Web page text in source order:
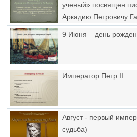
ученый» посвящен
Аркадию Петровичу
9 Июня – день
Император Петр II
Август - первый
судьба)